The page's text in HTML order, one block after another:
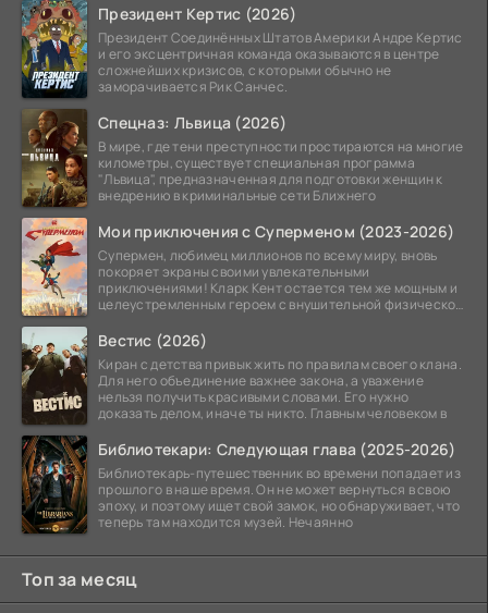
Президент Кертис (2026)
Президент Соединённых Штатов Америки Андре Кертис
и его эксцентричная команда оказываются в центре
сложнейших кризисов, с которыми обычно не
заморачивается Рик Санчес.
Спецназ: Львица (2026)
В мире, где тени преступности простираются на многие
километры, существует специальная программа
"Львица", предназначенная для подготовки женщин к
внедрению в криминальные сети Ближнего
Мои приключения с Суперменом (2023-2026)
Супермен, любимец миллионов по всему миру, вновь
покоряет экраны своими увлекательными
приключениями! Кларк Кент остается тем же мощным и
целеустремленным героем с внушительной физической
Вестис (2026)
Киран с детства привык жить по правилам своего клана.
Для него объединение важнее закона, а уважение
нельзя получить красивыми словами. Его нужно
доказать делом, иначе ты никто. Главным человеком в
Библиотекари: Следующая глава (2025-2026)
Библиотекарь-путешественник во времени попадает из
прошлого в наше время. Он не может вернуться в свою
эпоху, и поэтому ищет свой замок, но обнаруживает, что
теперь там находится музей. Нечаянно
Топ за месяц